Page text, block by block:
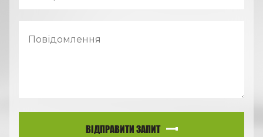
ВІДПРАВИТИ ЗАПИТ